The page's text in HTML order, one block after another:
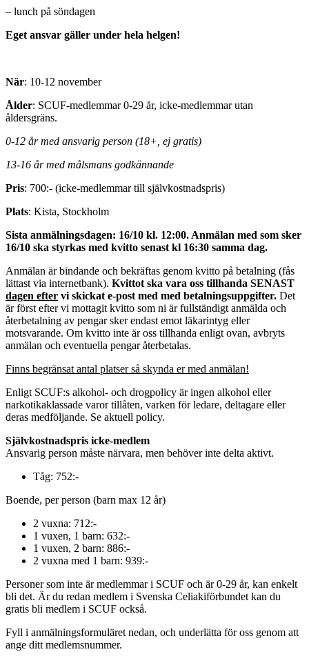
– lunch på söndagen
Eget ansvar gäller under hela helgen!
När: 10-12 november
Ålder: SCUF-medlemmar 0-29 år, icke-medlemmar utan
åldersgräns.
0-12 år med ansvarig person (18+, ej gratis)
13-16 år med målsmans godkännande
Pris: 700:- (icke-medlemmar till självkostnadspris)
Plats: Kista, Stockholm
Sista anmälningsdagen: 16/10 kl. 12:00. Anmälan med som sker
16/10 ska styrkas med kvitto senast kl 16:30 samma dag.
Anmälan är bindande och bekräftas genom kvitto på betalning (fås
lättast via internetbank). Kvittot ska vara oss tillhanda SENAST
dagen efter vi skickat e-post med med betalningsuppgifter. Det
är först efter vi mottagit kvitto som ni är fullständigt anmälda och
återbetalning av pengar sker endast emot läkarintyg eller
motsvarande. Om kvitto inte är oss tillhanda enligt ovan, avbryts
anmälan och eventuella pengar återbetalas.
Finns begränsat antal platser så skynda er med anmälan!
Enligt SCUF:s alkohol- och drogpolicy är ingen alkohol eller
narkotikaklassade varor tillåten, varken för ledare, deltagare eller
deras medföljande. Se aktuell policy.
Självkostnadspris icke-medlem
Ansvarig person måste närvara, men behöver inte delta aktivt.
Tåg: 752:-
Boende, per person (barn max 12 år)
2 vuxna: 712:-
1 vuxen, 1 barn: 632:-
1 vuxen, 2 barn: 886:-
2 vuxna med 1 barn: 939:-
Personer som inte är medlemmar i SCUF och är 0-29 år, kan enkelt
bli det. Är du redan medlem i Svenska Celiakiförbundet kan du
gratis bli medlem i SCUF också.
Fyll i anmälningsformuläret nedan, och underlätta för oss genom att
ange ditt medlemsnummer.